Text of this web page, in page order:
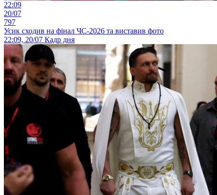
22:09
20/07
797
Усик сходив на фінал ЧС-2026 та виставив фото
22:09, 20/07 Кадр дня